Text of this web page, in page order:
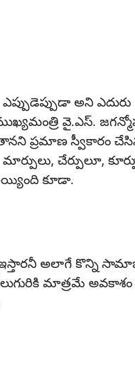
అని ఎదురు
ముఖ్యమంత్రి వై.ఎస్.
ప్రమాణ స్వీకారం
చేర్పులూ,
కూడా.
ఇస్తారనీ అలాగే కొన్ని
మాత్రమే అవకాశం